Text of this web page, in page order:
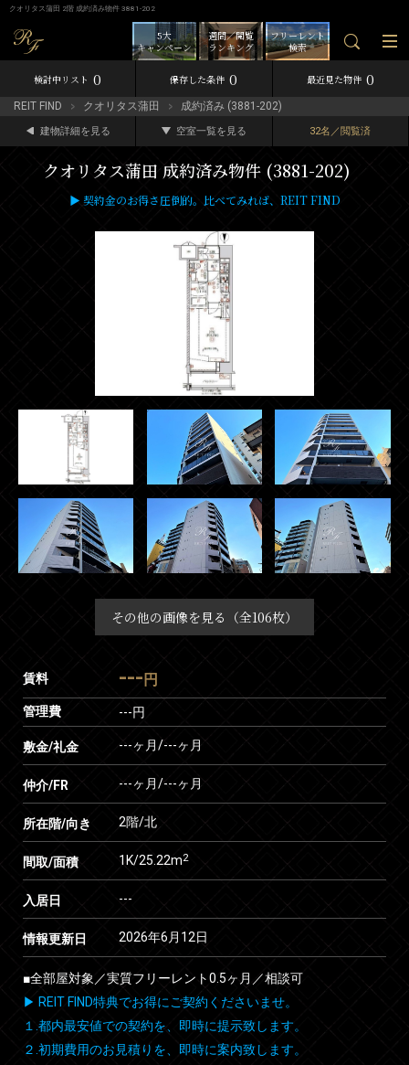
クオリタス蒲田 2階 成約済み物件 3881-202
フリーレント
検索
週間／閲覧
ランキング
5大
キャンペーン
検討中リスト 0 保存した条件 0 最近見た物件 0
REIT FIND クオリタス蒲田 成約済み (3881-202)
建物詳細を見る 空室一覧を見る 32名／閲覧済
クオリタス蒲田 成約済み物件 (3881-202)
▶ 契約金のお得さ圧倒的。比べてみれば、REIT FIND
その他の画像を見る（全106枚）
賃料 --- 円
管理費 ---円
敷金/礼金 ---ヶ月/---ヶ月
仲介/FR ---ヶ月/---ヶ月
所在階/向き 2階/北
間取/面積 1K/25.22m2
入居日 ---
情報更新日 2026年6月12日
■全部屋対象／実質フリーレント0.5ヶ月／相談可
▶ REIT FIND特典でお得にご契約くださいませ。
１.都内最安値での契約を、即時に提示致します。
２.初期費用のお見積りを、即時に案内致します。